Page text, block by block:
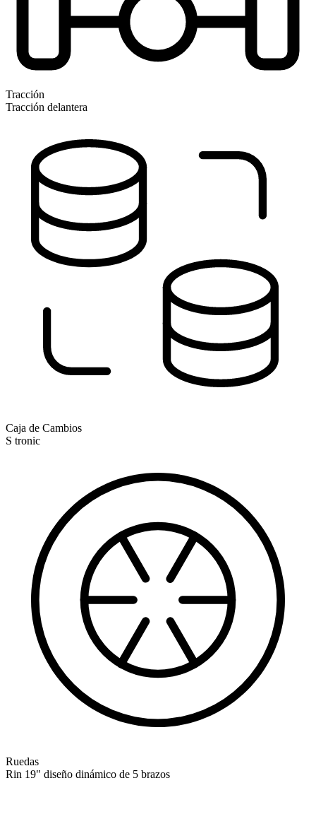
Tracción
Tracción delantera
Caja de Cambios
S tronic
Ruedas
Rin 19" diseño dinámico de 5 brazos